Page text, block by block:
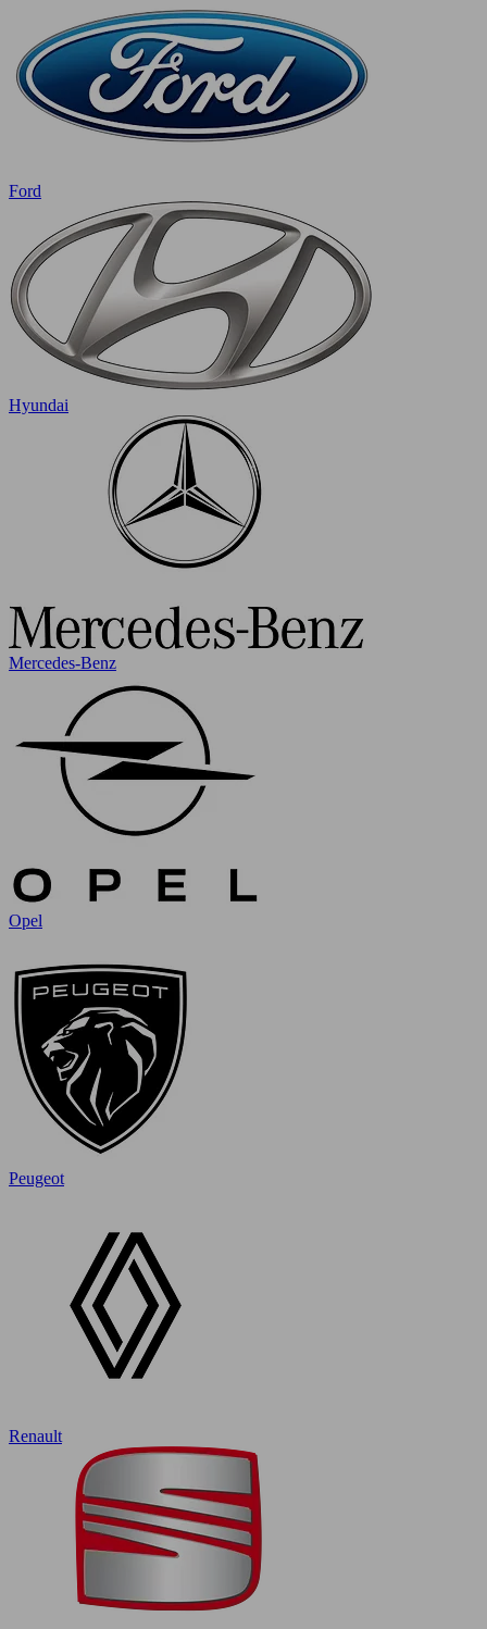
Ford
Hyundai
Mercedes-Benz
Opel
Peugeot
Renault